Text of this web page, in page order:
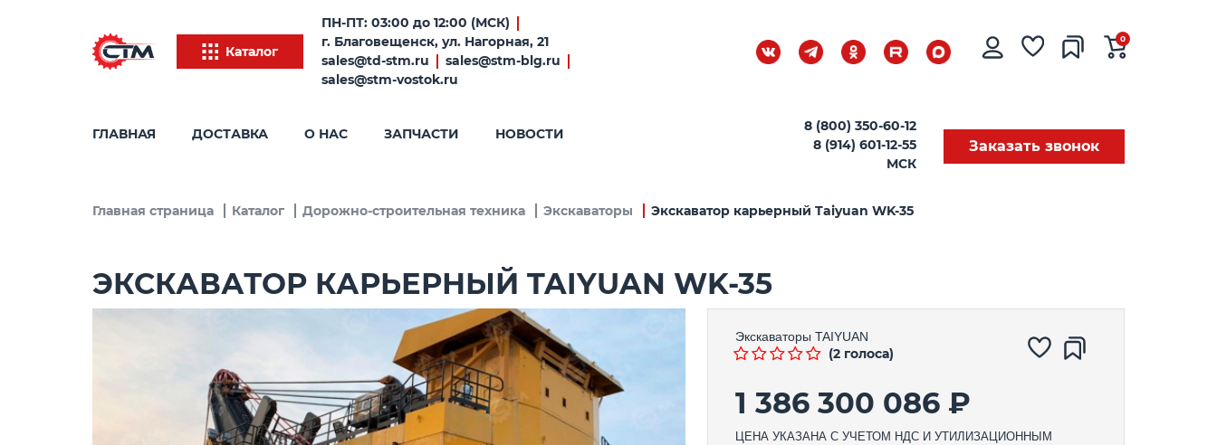
Каталог
ПН-ПТ: 03:00 до 12:00 (МСК)
г. Благовещенск, ул. Нагорная, 21
sales@td-stm.ru
sales@stm-blg.ru
sales@stm-vostok.ru
0
ГЛАВНАЯ ДОСТАВКА О НАС ЗАПЧАСТИ НОВОСТИ
8 (800) 350-60-12
8 (914) 601-12-55
МСК
Заказать звонок
Главная страница Каталог Дорожно-строительная техника Экскаваторы Экскаватор карьерный Taiyuan WK-35
ЭКСКАВАТОР КАРЬЕРНЫЙ TAIYUAN WK-35
Экскаваторы TAIYUAN
(2 голоса)
1 386 300 086 ₽
ЦЕНА УКАЗАНА С УЧЕТОМ НДС И УТИЛИЗАЦИОННЫМ